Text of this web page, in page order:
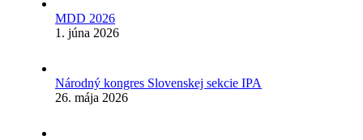
MDD 2026
1. júna 2026
Národný kongres Slovenskej sekcie IPA
26. mája 2026